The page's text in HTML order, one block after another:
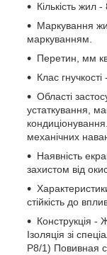
Кількість жил -
Маркування
маркуванням.
Перетин, мм
Клас
Області
устаткування,
механічних
Наявність
захистом від
стійкість до
Конструкція -
Ізоляція зі
P8/1) Повивная